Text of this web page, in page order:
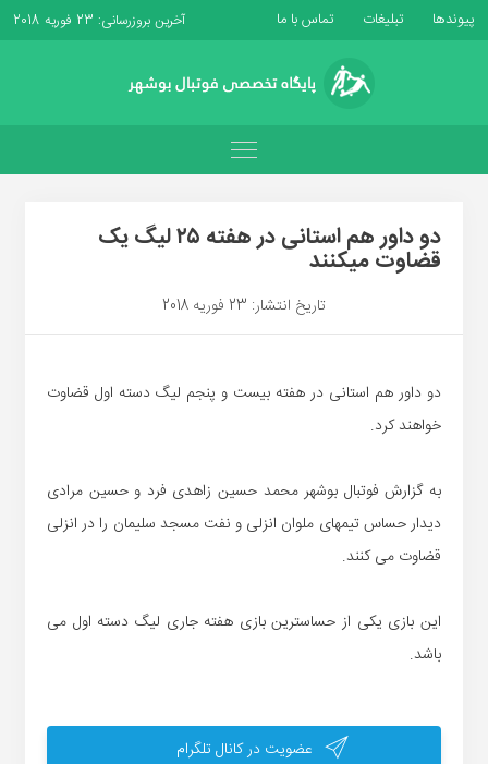
پیوندها تبلیغات تماس با ما آخرین بروزرسانی: 23 فوریه 2018
دو داور هم استانی در هفته ۲۵ لیگ یک
قضاوت میکنند
تاریخ انتشار: 23 فوریه 2018
دو داور هم استانی در هفته بیست و پنجم لیگ دسته اول قضاوت
خواهند کرد.
به گزارش فوتبال بوشهر محمد حسین زاهدی فرد و حسین مرادی
دیدار حساس تیمهای ملوان انزلی و نفت مسجد سلیمان را در انزلی
قضاوت می کنند.
این بازی یکی از حساسترین بازی هفته جاری لیگ دسته اول می
باشد.
عضویت در کانال تلگرام